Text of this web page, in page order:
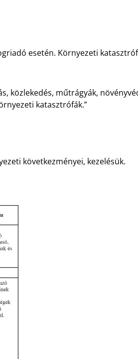
esetén. Környezeti
közlekedés, műtrágyák,
katasztrófák.”
következményei, kezelésük.